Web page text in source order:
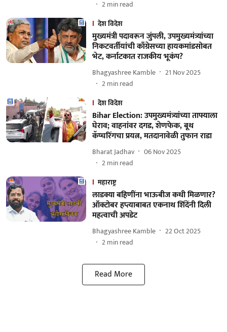
2min read
देश विदेश
मुख्यमंत्री पदावरून जुंपली, उपमुख्यमंत्र्यांच्या
निकटवर्तीयांची काँग्रेसच्या हायकमांडसोबत
भेट, कर्नाटकात राजकीय भूकंप?
Bhagyashree Kamble
21 Nov 2025
2min read
देश विदेश
Bihar Election: उपमुख्यमंत्र्यांच्या ताफ्याला
घेराव; वाहनांवर दगड, शेणफेक, बूथ
कॅप्चरिंगचा प्रयत्न, मतदानावेळी तुफान राडा
Bharat Jadhav
06 Nov 2025
2min read
महाराष्ट्र
लाडक्या बहिणींना भाऊबीज कधी मिळणार?
ऑक्टोबर हप्त्याबाबत एकनाथ शिंदेंनी दिली
महत्वाची अपडेट
Bhagyashree Kamble
22 Oct 2025
2min read
Read More